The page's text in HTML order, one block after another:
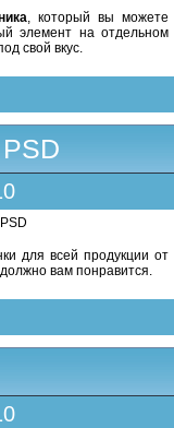
, который вы можете
элемент на отдельном
свой вкус.
для всей продукции от
вам понравится.